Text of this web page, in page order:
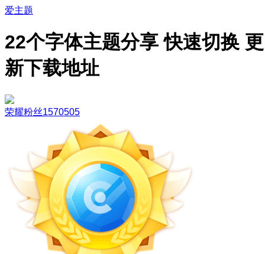
爱主题
22个字体主题分享 快速切换 更
新下载地址
荣耀粉丝1570505